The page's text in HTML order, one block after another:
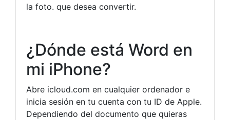
la foto. que desea convertir.
¿Dónde está Word en
mi iPhone?
Abre icloud.com en cualquier ordenador e
inicia sesión en tu cuenta con tu ID de Apple.
Dependiendo del documento que quieras